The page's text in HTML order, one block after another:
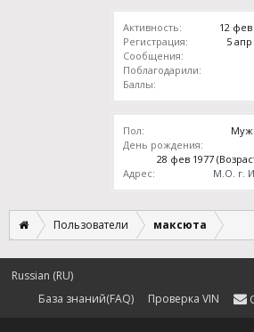
Активность:
12 фев
Регистрация:
5
Сообщения:
Поблагодарили:
Баллы:
Пол:
День рождения:
28 фев 1977
Адрес:
М.О. г.
Пользователи максюта
Russian (RU)
База знаний(FAQ)
Проверка VIN